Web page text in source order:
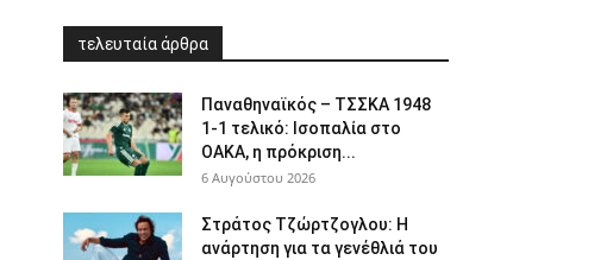
τελευταία άρθρα
Παναθηναϊκός – ΤΣΣΚΑ 1948
1-1 τελικό: Ισοπαλία στο
ΟΑΚΑ, η πρόκριση...
6 Αυγούστου 2026
Στράτος Τζώρτζογλου: Η
ανάρτηση για τα γενέθλιά του